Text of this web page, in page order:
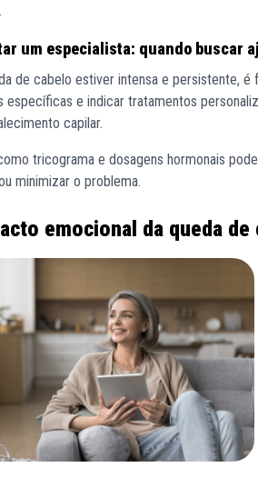
um especialista: quando buscar
de cabelo estiver intensa e persistente,
específicas e indicar tratamentos
capilar.
tricograma e dosagens hormonais
minimizar o problema.
emocional da queda de